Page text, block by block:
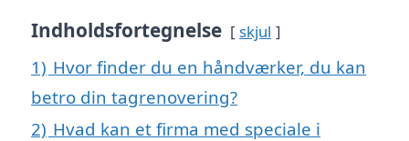
Indholdsfortegnelse skjul
1) Hvor finder du en håndværker, du kan
betro din tagrenovering?
2) Hvad kan et firma med speciale i